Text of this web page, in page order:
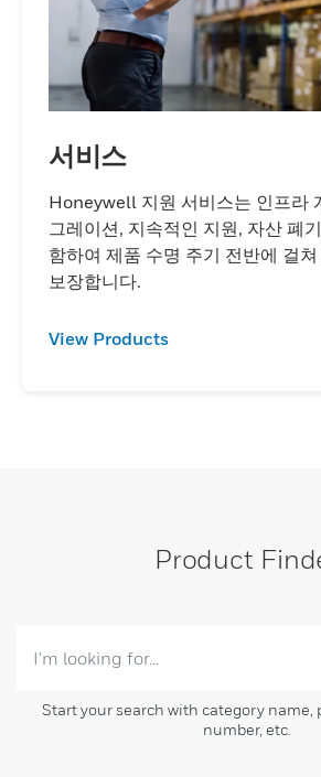
서비스
Honeywell 지원 서비스는 인프라
그레이션, 지속적인 지원, 자산 폐
함하여 제품 수명 주기 전반에 걸
보장합니다.
View Products
Product
Start your search with category name,
number, etc.